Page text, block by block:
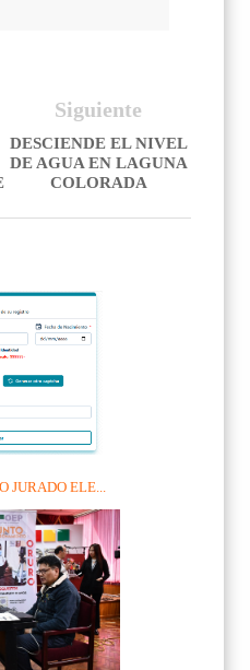
Siguiente
DESCIENDE EL NIVEL
DE AGUA EN LAGUNA
COLORADA
JURADO ELE...